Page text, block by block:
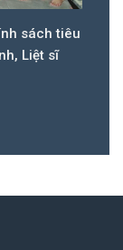
bộ xã Tri Tôn
nhiều chỉ tiêu